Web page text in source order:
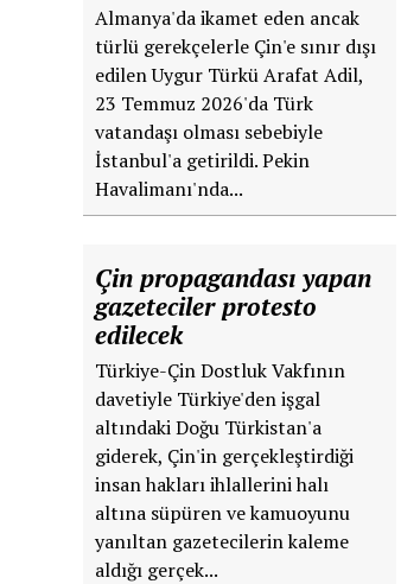
Almanya'da ikamet eden ancak
türlü gerekçelerle Çin'e sınır dışı
edilen Uygur Türkü Arafat Adil,
23 Temmuz 2026'da Türk
vatandaşı olması sebebiyle
İstanbul'a getirildi. Pekin
Havalimanı'nda...
Çin propagandası yapan
gazeteciler protesto
edilecek
Türkiye-Çin Dostluk Vakfının
davetiyle Türkiye'den işgal
altındaki Doğu Türkistan'a
giderek, Çin'in gerçekleştirdiği
insan hakları ihlallerini halı
altına süpüren ve kamuoyunu
yanıltan gazetecilerin kaleme
aldığı gerçek...